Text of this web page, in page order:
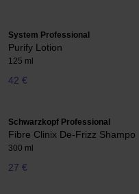
System Professional
Purify Lotion
125 ml
42 €
Schwarzkopf Professional
Fibre Clinix De-Frizz Shampo
300 ml
27 €